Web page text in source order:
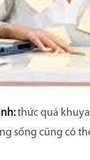
thức quá
sống cũng có